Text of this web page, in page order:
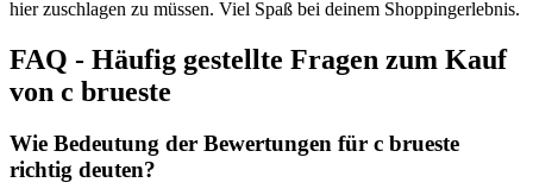
hier zuschlagen zu müssen. Viel Spaß bei deinem Shoppingerlebnis.
FAQ - Häufig gestellte Fragen zum Kauf
von c brueste
Wie Bedeutung der Bewertungen für c brueste
richtig deuten?